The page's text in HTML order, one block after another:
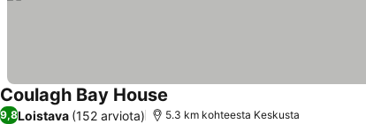
Coulagh Bay House
9,8Loistava (152 arviota) 5.3 km kohteesta Keskusta